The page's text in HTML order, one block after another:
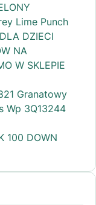
Lime Punch
DZIECI
NA
W SKLEPIE
Granatowy
Wp 3Q13244
100 DOWN